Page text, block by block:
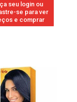
seu login ou
se para ver
e comprar